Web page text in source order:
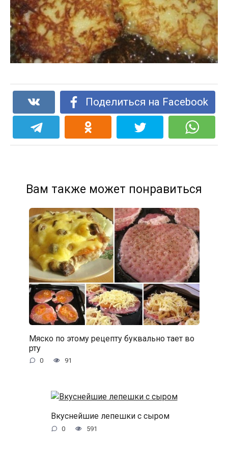
Поделиться на Facebook
Вам также может понравиться
Мяско по этому рецепту буквально тает во
рту
0 91
Вкуснейшие лепешки с сыром
0 591